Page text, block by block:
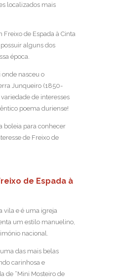
localizados mais
de Espada à Cinta
possuir alguns dos
época.
nasceu o
Junqueiro (1850-
de interesses
poema duriense!
boleia para conhecer
de Freixo de
de Espada à
vila e é uma igreja
um estilo manuelino,
nacional.
das mais belas
carinhosa e
de “Mini Mosteiro de